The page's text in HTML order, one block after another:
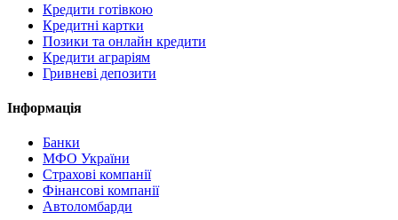
Кредити готівкою
Кредитні картки
Позики та онлайн кредити
Кредити аграріям
Гривневі депозити
Інформація
Банки
МФО України
Страхові компанії
Фінансові компанії
Автоломбарди